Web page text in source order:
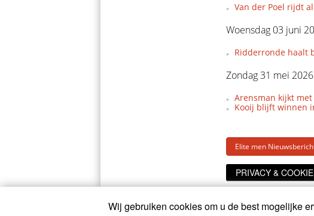
Van der Poel rijdt
Woensdag 03 juni
Ridderronde haalt
Zondag 31 mei 2026
Arensman kijkt
Kooij blijft winnen
Elite men
PRIVACY &
© 2026CyclingOnline.nl
Wij gebruiken cookies om u de best mogelijke